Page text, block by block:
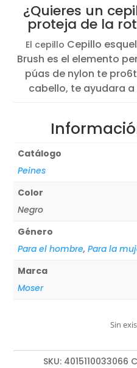
¿Quieres un
proteja de la
El cepillo Cepillo
Brush es el elemento
púas de nylon te
cabello, te ayudara
Catálogo
Peines
Color
Negro
Género
Para el hombre,Para la
Marca
Moser
Sin
SKU: 4015110033066